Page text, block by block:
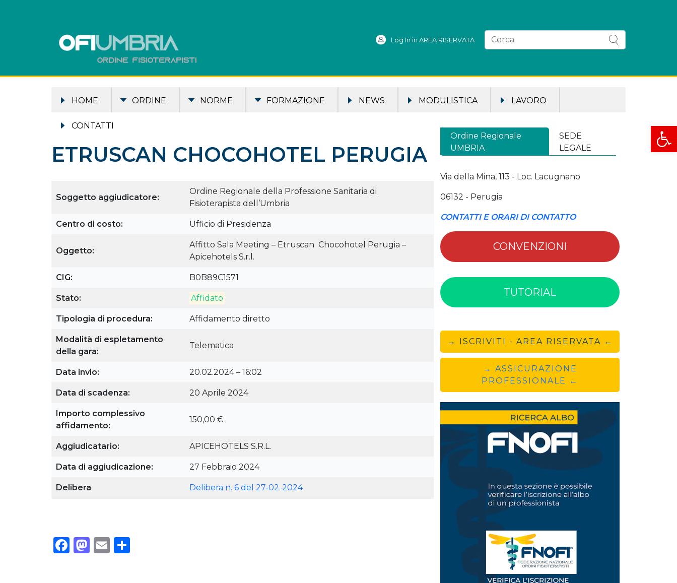
Apri
Log In in AREA RISERVATA
HOME ORDINE NORME FORMAZIONE NEWS MODULISTICA LAVORO
CONTATTI
ETRUSCAN CHOCOHOTEL PERUGIA
Soggetto aggiudicatore:
Ordine Regionale della Professione Sanitaria di
Fisioterapista dell’Umbria
Centro di costo: Ufficio di Presidenza
Oggetto:
Affitto Sala Meeting – Etruscan Chocohotel Perugia –
Apicehotels S.r.l.
CIG: B0B89C1571
Stato: Affidato
Tipologia di procedura: Affidamento diretto
Modalità di espletamento
della gara:
Telematica
Data invio: 20.02.2024 – 16:02
Data di scadenza: 20 Aprile 2024
Importo complessivo
affidamento:
150,00 €
Aggiudicatario: APICEHOTELS S.R.L.
Data di aggiudicazione: 27 Febbraio 2024
Delibera Delibera n. 6 del 27-02-2024
Facebook
Mastodon
Email
Ordine Regionale
UMBRIA
SEDE
LEGALE
Via della Mina, 113 - Loc. Lacugnano
06132 - Perugia
CONTATTI E ORARI DI CONTATTO
CONVENZIONI
TUTORIAL
→ ISCRIVITI - AREA RISERVATA ←
→ ASSICURAZIONE
PROFESSIONALE ←